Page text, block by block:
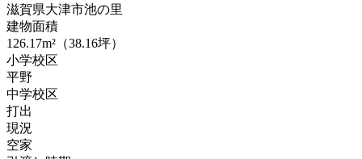
滋賀県大津市池の里
建物面積
126.17m²（38.16坪）
小学校区
平野
中学校区
打出
現況
空家